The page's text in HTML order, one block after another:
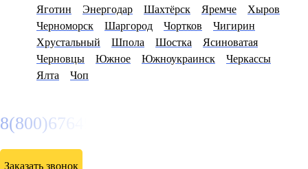
Яготин Энергодар Шахтёрск Яремче
Хыров
Черноморск
Шаргород Чортков
Чигирин
Хрустальный
Шпола Шостка
Ясиноватая
Черновцы
Южное Южноукраинск
Черкассы
Ялта
Чоп
8(800)6764935
Заказать звонок